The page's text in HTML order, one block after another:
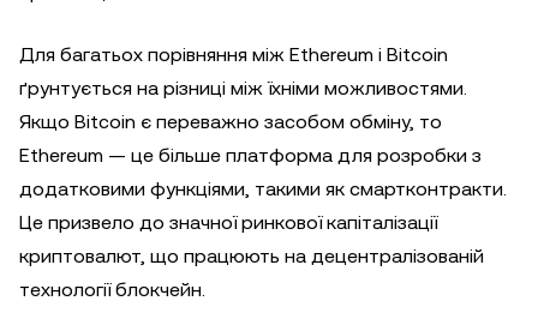
Для багатьох порівняння між Ethereum і Bitcoin
ґрунтується на різниці між їхніми можливостями.
Якщо Bitcoin є переважно засобом обміну, то
Ethereum — це більше платформа для розробки з
додатковими функціями, такими як смартконтракти.
Це призвело до значної ринкової капіталізації
криптовалют, що працюють на децентралізованій
технології блокчейн.